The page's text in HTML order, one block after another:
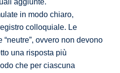
aggiunte.
in modo chiaro,
colloquiale. Le
ovvero non devono
una risposta più
che per ciascuna